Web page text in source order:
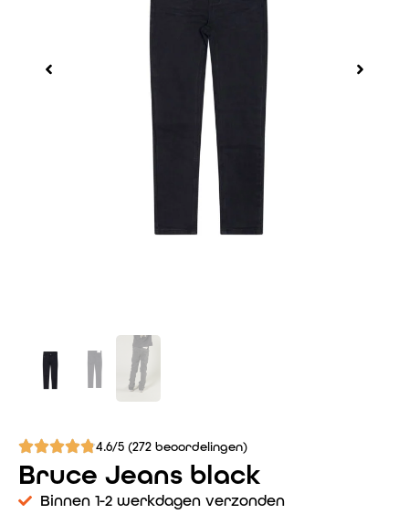
4.6/5 (272 beoordelingen)
Bruce Jeans black
Binnen 1-2 werkdagen verzonden